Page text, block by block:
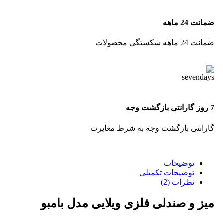
ضمانت 24 ماهه
ضمانت 24 ماهه شکستگی محصولات
7 روز گارانتی بازگشت وجه
گارانتی بازگشت وجه به شرط مغایرت
توضیحات
توضیحات تکمیلی
نظرات (2)
میز و صندلی فلزی ویلایی مدل بامبو